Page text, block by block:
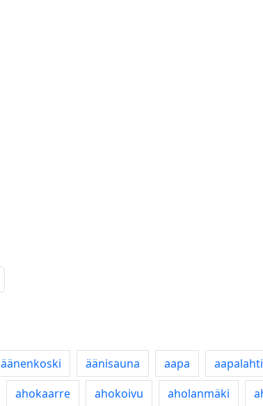
äänenkoski äänisauna aapa aapalahti
ahokaarre ahokoivu aholanmäki